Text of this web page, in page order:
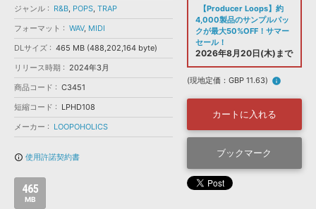
DAW »
効果音 »
BGM »
SONICWIREブログ »
FAQ »
お問い合わせ »
楽曲配信流通サービス
無償のサウンド管理ソフト
次世代型 ボーカル・エディタ
APS 映像のBGM・セリフを音声分離
SLS
ランキング
ジャンル
R&B, POPS, TRAP
フォーマット
WAV, MIDI
DLサイズ
465 MB (488,202,164 byte)
リリース時期
2024年3月
商品コード
C3451
短縮コード
LPHD108
メーカー
LOOPOHOLICS
info_outline 使用許諾契約書
465
MB
【Producer Loops】約
4,000製品のサンプルパッ
クが最大50%OFF！サマー
セール！
2026年8月20日(木)まで
(現地定価：GBP 11.63) info
カートに入れる
ブックマーク